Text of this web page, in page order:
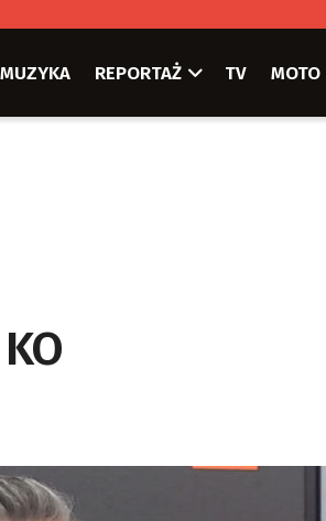
MUZYKA REPORTAŻ TV MOTO